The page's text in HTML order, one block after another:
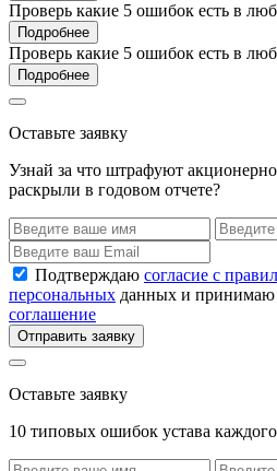
Проверь какие 5 ошибок есть в
Подробнее
Проверь какие 5 ошибок есть в
Подробнее
Оставьте заявку
Узнай за что штрафуют
раскрыли в годовом отчете?
Подтверждаю согласие с
персональных данных и принимаю
соглашение
Отправить заявку
Оставьте заявку
10 типовых ошибок устава